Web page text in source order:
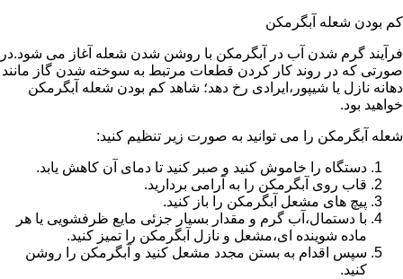
کم بودن شعله آبگرمکن
فرآیند گرم شدن آب در آبگرمکن با روشن شدن شعله آغاز می شود.در
صورتی که در روند کار کردن قطعات مرتبط به سوخته شدن گاز مانند
دهانه نازل یا شیپور،ایرادی رخ دهد؛ شاهد کم بودن شعله آبگرمکن
خواهید بود.
شعله آبگرمکن را می توانید به صورت زیر تنظیم کنید:
دستگاه را خاموش کنید و صبر کنید تا دمای آن کاهش یابد.
قاب روی آبگرمکن را به آرامی بردارید.
پیچ های مشعل آبگرمکن را باز کنید.
با دستمال،آب گرم و مقدار بسیار جزئی مایع ظرفشویی یا هر
ماده شوینده ای،مشعل و نازل آبگرمکن را تمیز کنید.
سپس اقدام به بستن مجدد مشعل کنید و آبگرمکن را روشن
کنید.